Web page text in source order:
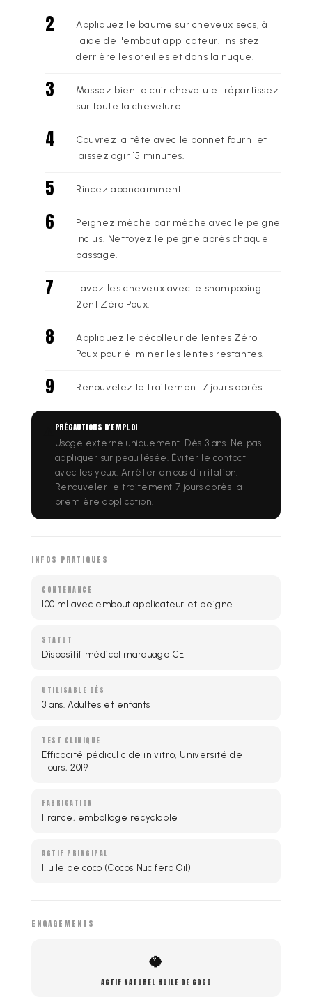
Appliquez le baume sur cheveux secs, à
l'aide de l'embout applicateur. Insistez
derrière les oreilles et dans la nuque.
Massez bien le cuir chevelu et répartissez
sur toute la chevelure.
Couvrez la tête avec le bonnet fourni et
laissez agir 15 minutes.
Rincez abondamment.
Peignez mèche par mèche avec le peigne
inclus. Nettoyez le peigne après chaque
passage.
Lavez les cheveux avec le shampooing
2en1 Zéro Poux.
Appliquez le décolleur de lentes Zéro
Poux pour éliminer les lentes restantes.
Renouvelez le traitement 7 jours après.
PRÉCAUTIONS D'EMPLOI
Usage externe uniquement. Dès 3 ans. Ne pas
appliquer sur peau lésée. Éviter le contact
avec les yeux. Arrêter en cas d'irritation.
Renouveler le traitement 7 jours après la
première application.
INFOS PRATIQUES
CONTENANCE
100 ml avec embout applicateur et peigne
STATUT
Dispositif médical marquage CE
UTILISABLE DÈS
3 ans. Adultes et enfants
TEST CLINIQUE
Efficacité pédiculicide in vitro, Université de
Tours, 2019
FABRICATION
France, emballage recyclable
ACTIF PRINCIPAL
Huile de coco (Cocos Nucifera Oil)
ENGAGEMENTS
🥥
ACTIF NATUREL HUILE DE COCO